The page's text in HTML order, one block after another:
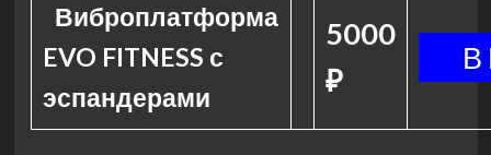
Виброплатформа
EVO FITNESS с
эспандерами
5000
₽